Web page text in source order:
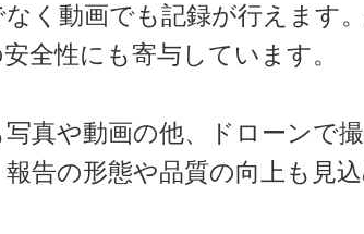
く動画でも記録が行えます
全性にも寄与しています。
真や動画の他、ドローンで
告の形態や品質の向上も見込